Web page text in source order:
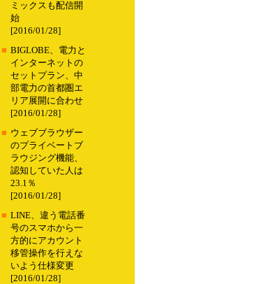
ミックスも配信開
始
[2016/01/28]
■ BIGLOBE、電力と
インターネットの
セットプラン、中
部電力の首都圏エ
リア展開に合わせ
[2016/01/28]
■ ウェブブラウザー
のプライベートブ
ラウジング機能、
認知していた人は
23.1％
[2016/01/28]
■ LINE、違う電話番
号のスマホから一
方的にアカウント
移管操作を行えな
いよう仕様変更
[2016/01/28]